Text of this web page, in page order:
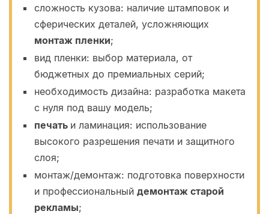
сложность кузова: наличие штамповок и
сферических деталей, усложняющих
монтаж пленки;
вид пленки: выбор материала, от
бюджетных до премиальных серий;
необходимость дизайна: разработка макета
с нуля под вашу модель;
печать и ламинация: использование
высокого разрешения печати и защитного
слоя;
монтаж/демонтаж: подготовка поверхности
и профессиональный демонтаж старой
рекламы;